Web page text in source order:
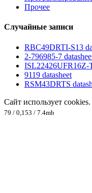
Прочее
Случайные записи
RBC49DRTI-S13
2-796985-7
ISL22426UFR16Z-
9119 datasheet
RSM43DRTS
Сайт использует cookies.
79 / 0,153 / 7.4mb